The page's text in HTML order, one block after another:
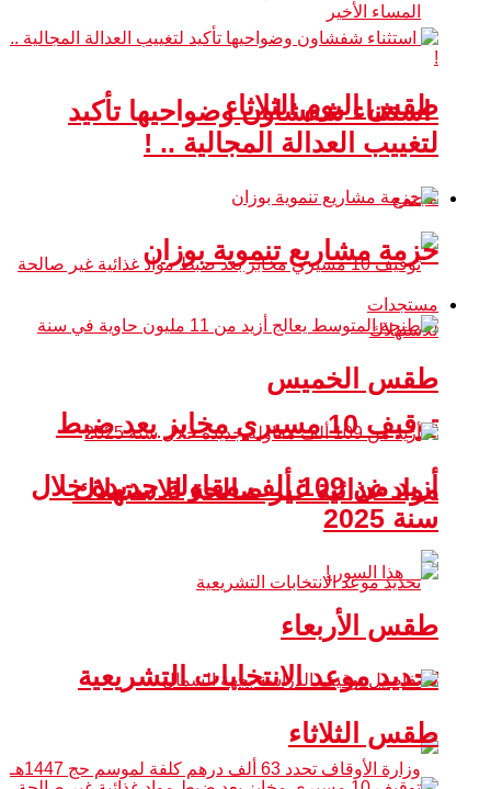
طقس اليوم الثلاثاء
مجتمع
توقيف 10 مسيري مخابز بعد ضبط
مواد غذائية غير صالحة للاستهلاك
تحديد موعد الانتخابات التشريعية
استثناء شفشاون وضواحيها تأكيد
لتغييب العدالة المجالية .. !
حزمة مشاريع تنموية بوزان
مستجدات
طقس الخميس
أزيد من 109 ألف مقاولة جديدة خلال
سنة 2025
طقس الأربعاء
طقس الثلاثاء